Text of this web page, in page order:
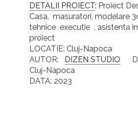
DETALII PROIECT: Proiect
Casa, masuratori, modelare
tehnice executie , asistenta
proiect
LOCATIE: Cluj-Napoca
AUTOR: DIZEN STUDIO
Cluj-Napoca
DATA: 2023